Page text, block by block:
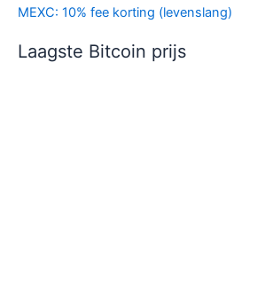
MEXC: 10% fee korting (levenslang)
Laagste Bitcoin prijs